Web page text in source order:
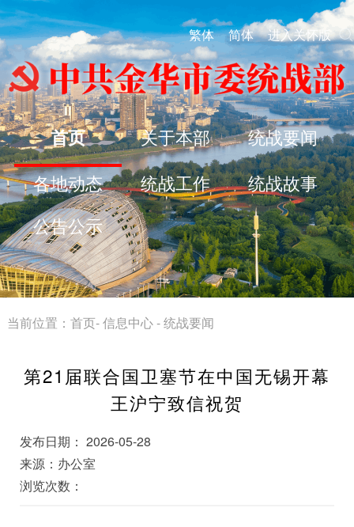
繁体 简体 进入关怀版
首页 关于本部 统战要闻
各地动态 统战工作 统战故事
公告公示
当前位置： 首页-信息中心-统战要闻
第21届联合国卫塞节在中国无锡开幕
王沪宁致信祝贺
发布日期： 2026-05-28
来源：办公室
浏览次数：